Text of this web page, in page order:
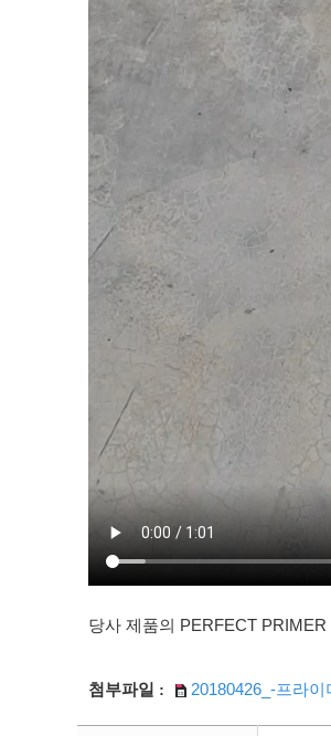
당사 제품의 PERFECT
첨부파일 : 20180426_-프라